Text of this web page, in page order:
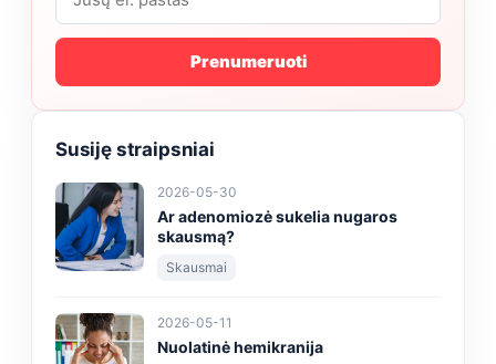
Prenumeruoti
Susiję straipsniai
2026-05-30
Ar adenomiozė sukelia nugaros
skausmą?
Skausmai
2026-05-11
Nuolatinė hemikranija